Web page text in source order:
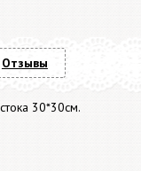
30*30см.
Отзывы